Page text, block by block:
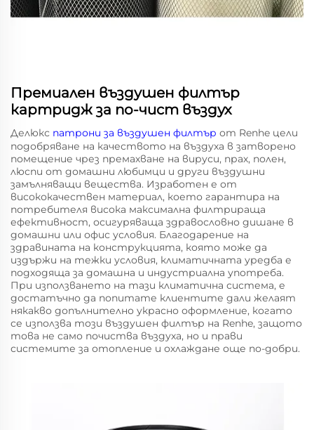
Премиален въздушен филтър
картридж за по-чист въздух
Делюкс патрони за въздушен филтър от Renhe цели
подобряване на качеството на въздуха в затворено
помещение чрез премахване на вируси, прах, полен,
люспи от домашни любимци и други въздушни
замълняващи вещества. Изработен е от
висококачествен материал, което гарантира на
потребителя висока максимална филтрираща
ефективност, осигуряваща здравословно дишане в
домашни или офис условия. Благодарение на
здравината на конструкцията, която може да
издържи на тежки условия, климатичната уредба е
подходяща за домашна и индустриална употреба.
При използването на тази климатична система, е
достатъчно да попитате клиентите дали желаят
някакво допълнително украсно оформление, когато
се използва този въздушен филтър на Renhe, защото
това не само почиства въздуха, но и прави
системите за отопление и охлаждане още по-добри.